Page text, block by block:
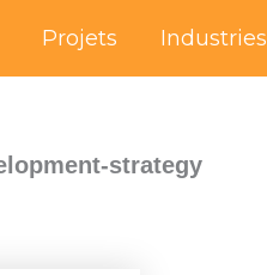
Projets Industries
strategy